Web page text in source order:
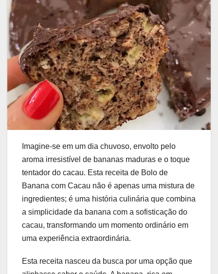
Imagine-se em um dia chuvoso, envolto pelo
aroma irresistível de bananas maduras e o toque
tentador do cacau. Esta receita de Bolo de
Banana com Cacau não é apenas uma mistura de
ingredientes; é uma história culinária que combina
a simplicidade da banana com a sofisticação do
cacau, transformando um momento ordinário em
uma experiência extraordinária.
Esta receita nasceu da busca por uma opção que